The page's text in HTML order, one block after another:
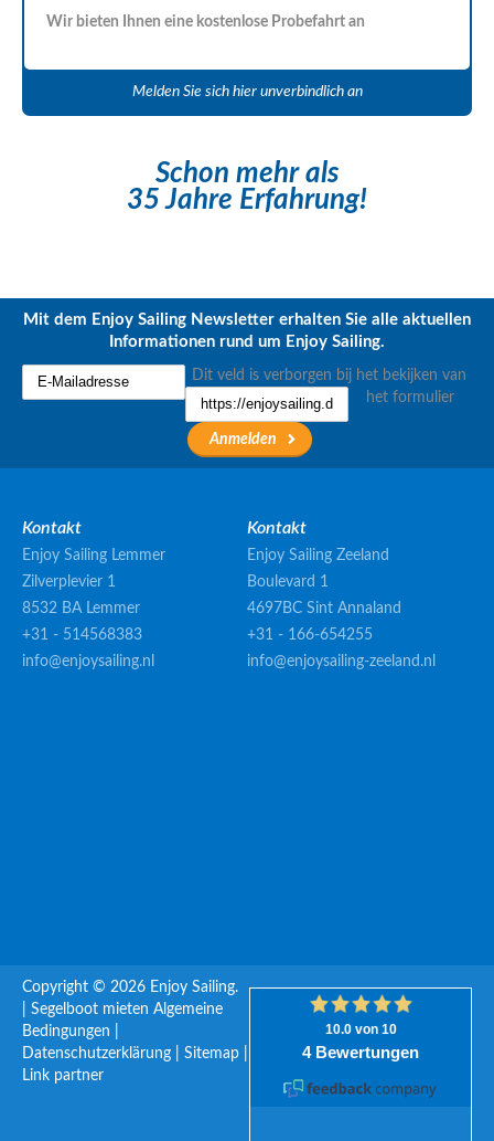
Wir bieten Ihnen eine kostenlose Probefahrt an
Melden Sie sich hier unverbindlich an
Schon mehr als
35 Jahre Erfahrung!
Mit dem Enjoy Sailing Newsletter erhalten Sie alle aktuellen
Informationen rund um Enjoy Sailing.
Dit veld is verborgen bij het bekijken van
het formulier
Kontakt
Enjoy Sailing Lemmer
Zilverplevier 1
8532 BA Lemmer
+31 - 514568383
info@enjoysailing.nl
Kontakt
Enjoy Sailing Zeeland
Boulevard 1
4697BC Sint Annaland
+31 - 166-654255
info@enjoysailing-zeeland.nl
Copyright © 2026 Enjoy Sailing.
Segelboot mieten Algemeine
Bedingungen
Datenschutzerklärung
Sitemap
Link partner